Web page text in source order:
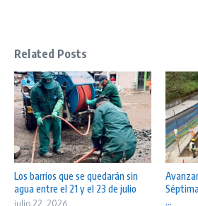
Related Posts
Los barrios que se quedarán sin
agua entre el 21 y el 23 de julio
julio 22, 2026
...